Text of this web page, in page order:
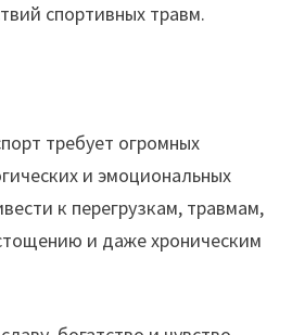
спортивных травм.
требует огромных
и эмоциональных
к перегрузкам, травмам,
и даже хроническим